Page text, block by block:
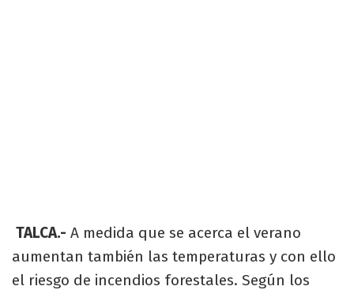
TALCA.- A medida que se acerca el verano
aumentan también las temperaturas y con ello
el riesgo de incendios forestales. Según los